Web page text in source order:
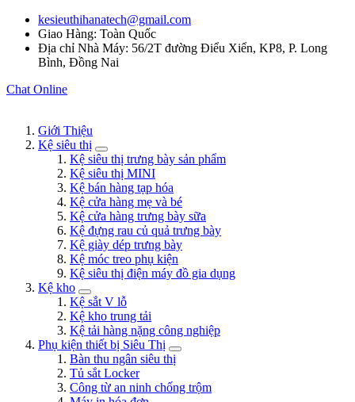
kesieuthihanatech@gmail.com
Giao Hàng: Toàn Quốc
Địa chỉ Nhà Máy: 56/2T đường Điểu Xiển, KP8, P. Long
Bình, Đồng Nai
Chat Online
Giới Thiệu
Kệ siêu thị
Kệ siêu thị trưng bày sản phẩm
Kệ siêu thị MINI
Kệ bán hàng tạp hóa
Kệ cửa hàng mẹ và bé
Kệ cửa hàng trưng bày sữa
Kệ đựng rau củ quả trưng bày
Kệ giày dép trưng bày
Kệ móc treo phụ kiện
Kệ siêu thị điện máy đồ gia dụng
Kệ kho
Kệ sắt V lỗ
Kệ kho trung tải
Kệ tải hàng nặng công nghiệp
Phụ kiện thiết bị Siêu Thị
Bàn thu ngân siêu thị
Tủ sắt Locker
Công từ an ninh chống trộm